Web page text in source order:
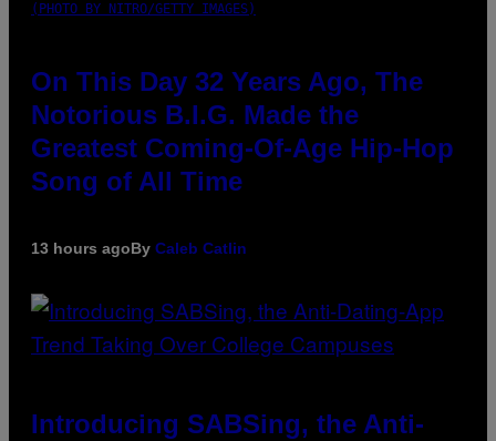
(PHOTO BY NITRO/GETTY IMAGES)
On This Day 32 Years Ago, The
Notorious B.I.G. Made the
Greatest Coming-Of-Age Hip-Hop
Song of All Time
13 hours agoBy Caleb Catlin
Introducing SABSing, the Anti-